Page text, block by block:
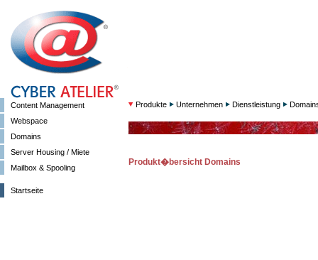
Content Management
Webspace
Domains
Server Housing / Miete
Mailbox & Spooling
Startseite
Produkte Unternehmen Dienstleistung
Produkt�bersicht Domains